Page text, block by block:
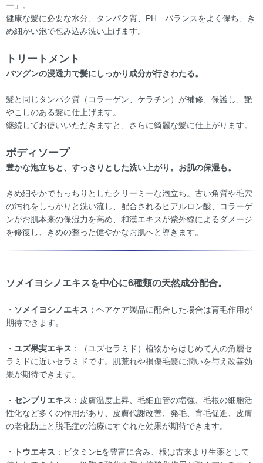
ー」。
健康な髪に必要な水分、タンパク質、PH バランスをよく保ち、き
め細かい泡で包み込み洗い上げます。
トリートメント
バツグンの浸透力で髪にしっかり成分が行きわたる。
髪と同じタンパク質（コラーゲン、ケラチン）が補修、保護し、艶
やこしのある髪に仕上げます。
継続してお使いいただきますと、さらに綺麗な髪に仕上がります。
ボディソープ
豊かな泡立ちと、すっきりとした洗い上がり。お肌の保湿も。
きめ細やかでもっちりとしたクリーミーな泡立ち。古い角質や毛穴
の汚れをしっかりと洗い流し、配合されるヒアルロン酸、コラーゲ
ンがお肌本来の保湿力を高め、和漢エキスが紫外線によるダメージ
を修復し、きめの整った健やかなお肌へと導きます。
ソメイヨシノエキスを中心に6種類の天然成分配合。
・ ソメイヨシノエキス ：ヘアケア製品に配合した場合は育毛作用が
期待できます。
・ ユズ果実エキス ：（ユズセラミド）植物からはじめて人の角層セ
ラミドに近いセラミドです。肌荒れや損傷毛髪に潤いを与え改善効
果が期待できます。
・ センブリエキス ：皮膚温度上昇、毛細血管の増強、毛根の細胞活
性化など多くの作用があり、皮膚代謝改善、発毛、育毛促進、皮膚
の老化防止と脱毛症の治療にすぐれた効果が期待できます。
・ トウエキス ：ビタミンEを豊富に含み、根は古来より生薬として